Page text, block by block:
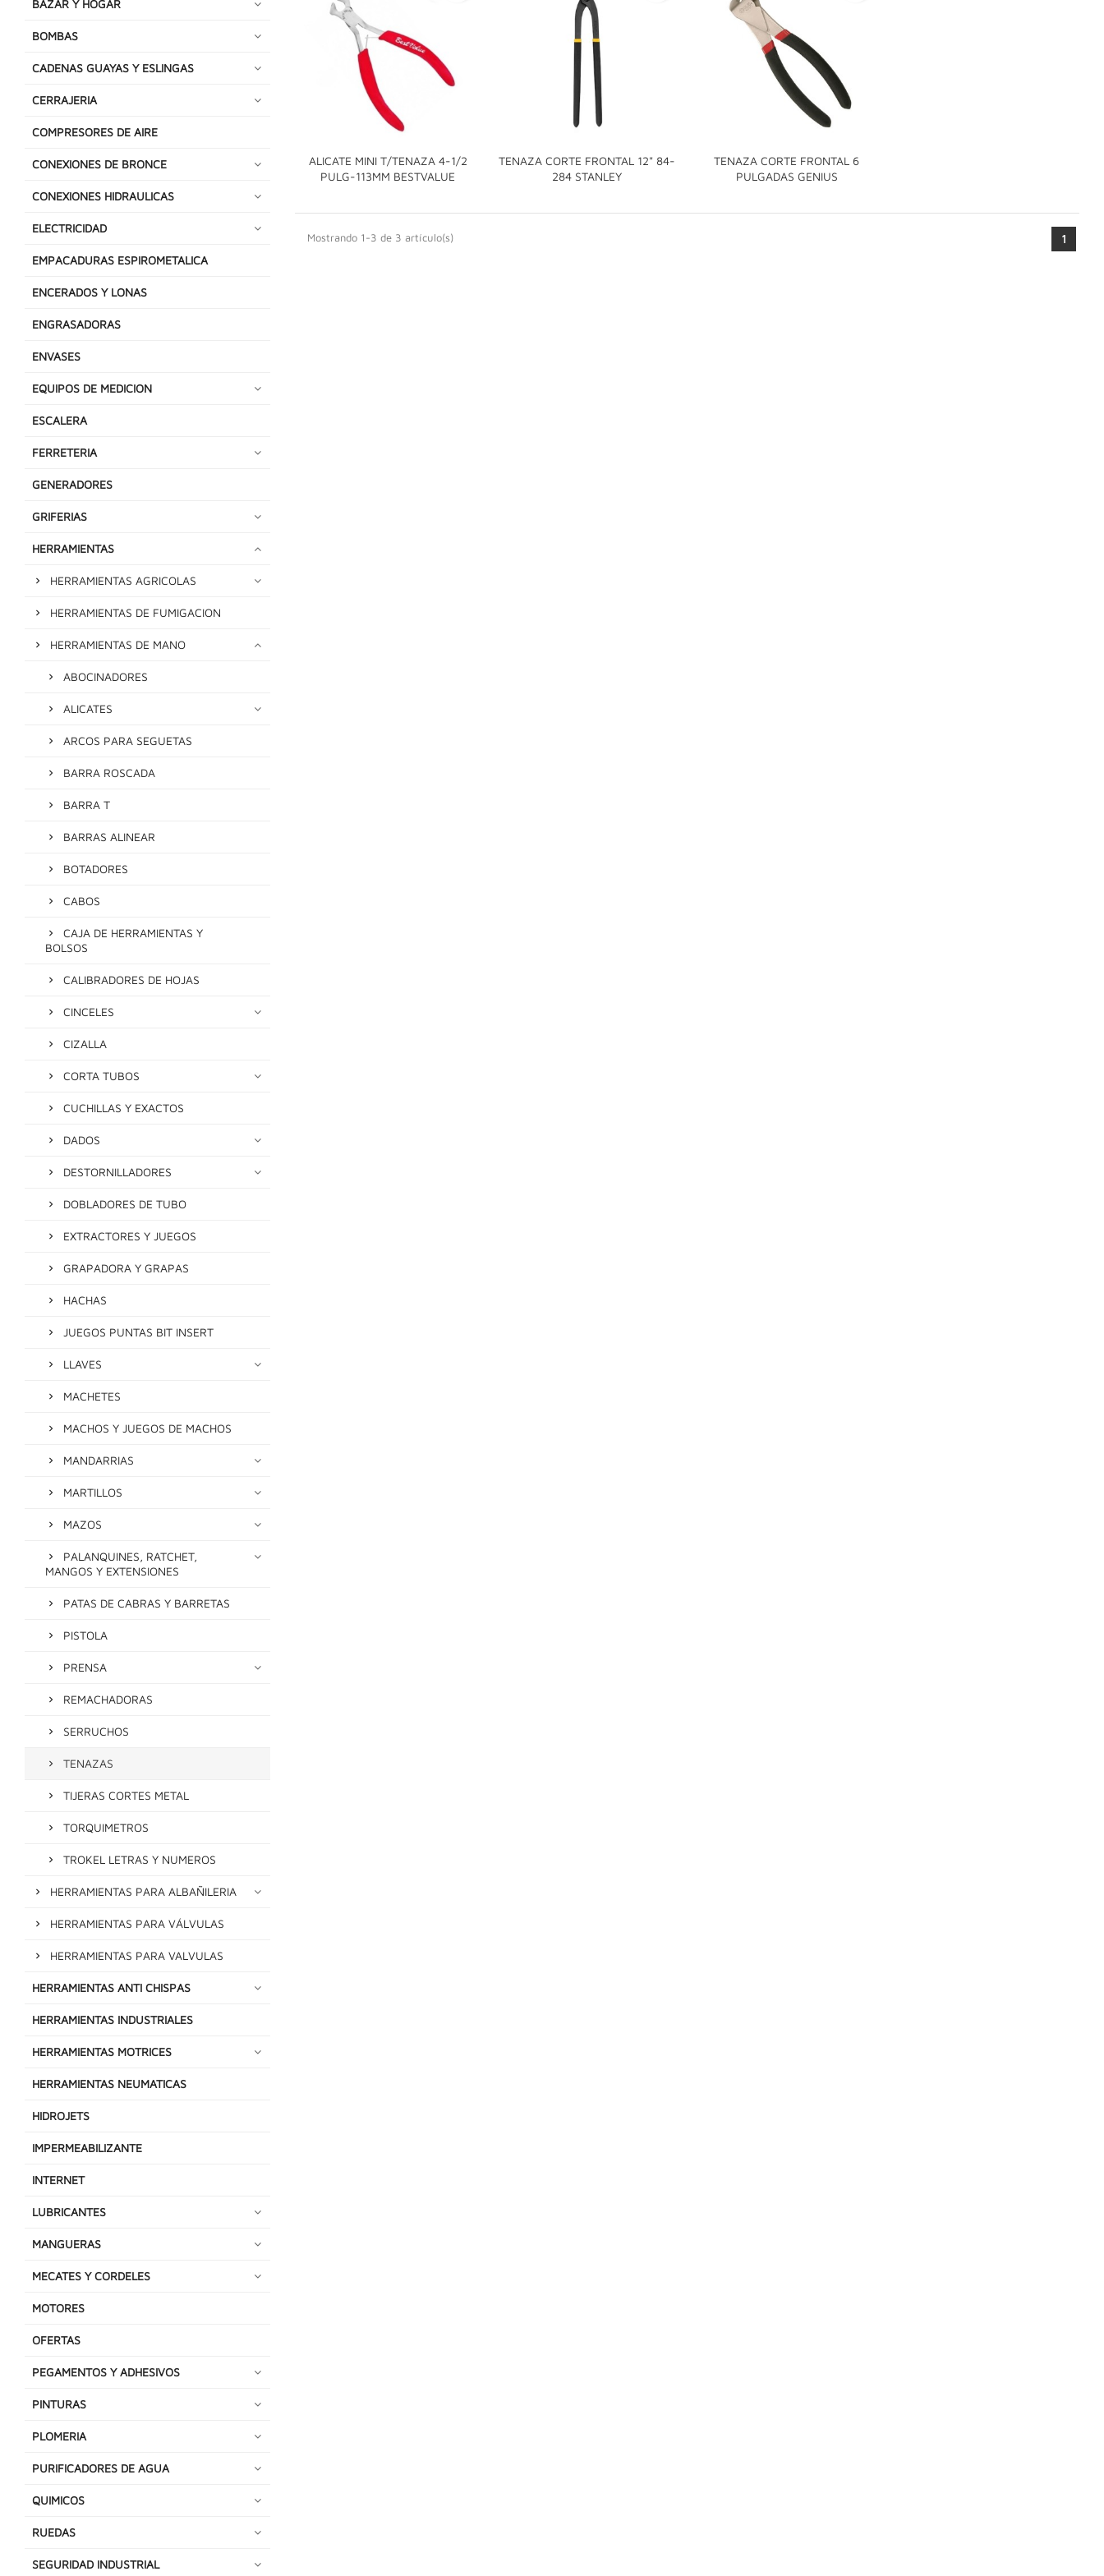
BAZAR Y HOGAR
BOMBAS
CADENAS GUAYAS Y ESLINGAS
CERRAJERIA
COMPRESORES DE AIRE
CONEXIONES DE BRONCE
CONEXIONES HIDRAULICAS
ELECTRICIDAD
EMPACADURAS ESPIROMETALICA
ENCERADOS Y LONAS
ENGRASADORAS
ENVASES
EQUIPOS DE MEDICION
ESCALERA
FERRETERIA
GENERADORES
GRIFERIAS
HERRAMIENTAS
HERRAMIENTAS AGRICOLAS
HERRAMIENTAS DE FUMIGACION
HERRAMIENTAS DE MANO
ABOCINADORES
ALICATES
ARCOS PARA SEGUETAS
BARRA ROSCADA
BARRA T
BARRAS ALINEAR
BOTADORES
CABOS
CAJA DE HERRAMIENTAS Y
BOLSOS
CALIBRADORES DE HOJAS
CINCELES
CIZALLA
CORTA TUBOS
CUCHILLAS Y EXACTOS
DADOS
DESTORNILLADORES
DOBLADORES DE TUBO
EXTRACTORES Y JUEGOS
GRAPADORA Y GRAPAS
HACHAS
JUEGOS PUNTAS BIT INSERT
LLAVES
MACHETES
MACHOS Y JUEGOS DE MACHOS
MANDARRIAS
MARTILLOS
MAZOS
PALANQUINES, RATCHET,
MANGOS Y EXTENSIONES
PATAS DE CABRAS Y BARRETAS
PISTOLA
PRENSA
REMACHADORAS
SERRUCHOS
TENAZAS
TIJERAS CORTES METAL
TORQUIMETROS
TROKEL LETRAS Y NUMEROS
HERRAMIENTAS PARA ALBAÑILERIA
HERRAMIENTAS PARA VÁLVULAS
HERRAMIENTAS PARA VALVULAS
HERRAMIENTAS ANTI CHISPAS
HERRAMIENTAS INDUSTRIALES
HERRAMIENTAS MOTRICES
HERRAMIENTAS NEUMATICAS
HIDROJETS
IMPERMEABILIZANTE
INTERNET
LUBRICANTES
MANGUERAS
MECATES Y CORDELES
MOTORES
OFERTAS
PEGAMENTOS Y ADHESIVOS
PINTURAS
PLOMERIA
PURIFICADORES DE AGUA
QUIMICOS
RUEDAS
SEGURIDAD INDUSTRIAL
ALICATE MINI T/TENAZA 4-1/2
PULG-113MM BESTVALUE

TENAZA CORTE FRONTAL 12" 84-
284 STANLEY

TENAZA CORTE FRONTAL 6
PULGADAS GENIUS

Mostrando 1-3 de 3 artículo(s) 1